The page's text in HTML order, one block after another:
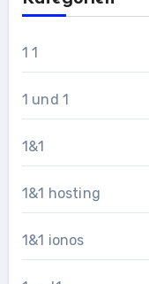
1 1
1 und 1
1&1
1&1 hosting
1&1 ionos